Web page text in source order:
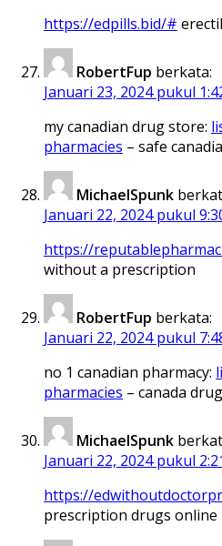
https://edpills.bid/#
RobertFup berkata:
Januari 23, 2024 pukul
my canadian drug store:
pharmacies – safe
MichaelSpunk
Januari 22, 2024 pukul
https://
without a prescription
RobertFup berkata:
Januari 22, 2024 pukul
no 1 canadian pharmacy:
pharmacies – canada
MichaelSpunk
Januari 22, 2024 pukul
https://
prescription drugs online